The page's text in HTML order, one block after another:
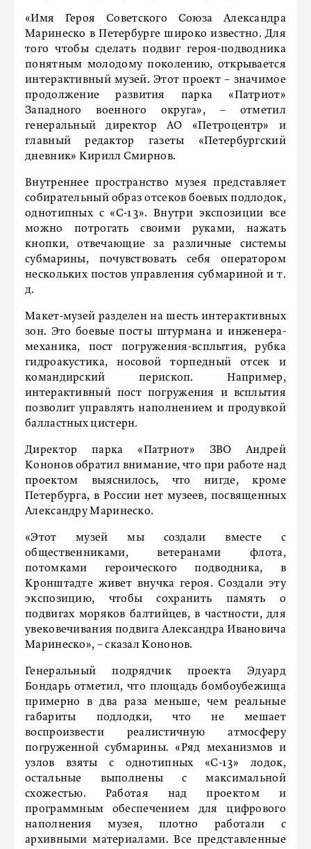
«Имя Героя Советского Союза Александра
Маринеско в Петербурге широко известно. Для
того чтобы сделать подвиг героя-подводника
понятным молодому поколению, открывается
интерактивный музей. Этот проект – значимое
продолжение развития парка «Патриот»
Западного военного округа», – отметил
генеральный директор АО «Петроцентр» и
главный редактор газеты «Петербургский
дневник» Кирилл Смирнов.
Внутреннее пространство музея представляет
собирательный образ отсеков боевых подлодок,
однотипных с «С-13». Внутри экспозиции все
можно потрогать своими руками, нажать
кнопки, отвечающие за различные системы
субмарины, почувствовать себя оператором
нескольких постов управления субмариной и т.
д.
Макет-музей разделен на шесть интерактивных
зон. Это боевые посты штурмана и инженера-
механика, пост погружения-всплытия, рубка
гидроакустика, носовой торпедный отсек и
командирский перископ. Например,
интерактивный пост погружения и всплытия
позволит управлять наполнением и продувкой
балластных цистерн.
Директор парка «Патриот» ЗВО Андрей
Кононов обратил внимание, что при работе над
проектом выяснилось, что нигде, кроме
Петербурга, в России нет музеев, посвященных
Александру Маринеско.
«Этот музей мы создали вместе с
общественниками, ветеранами флота,
потомками героического подводника, в
Кронштадте живет внучка героя. Создали эту
экспозицию, чтобы сохранить память о
подвигах моряков балтийцев, в частности, для
увековечивания подвига Александра Ивановича
Маринеско», – сказал Кононов.
Генеральный подрядчик проекта Эдуард
Бондарь отметил, что площадь бомбоубежища
примерно в два раза меньше, чем реальные
габариты подлодки, что не мешает
воспроизвести реалистичную атмосферу
погруженной субмарины. «Ряд механизмов и
узлов взяты с однотипных «С-13» лодок,
остальные выполнены с максимальной
схожестью. Работая над проектом и
программным обеспечением для цифрового
наполнения музея, плотно работали с
архивными материалами. Все представленные